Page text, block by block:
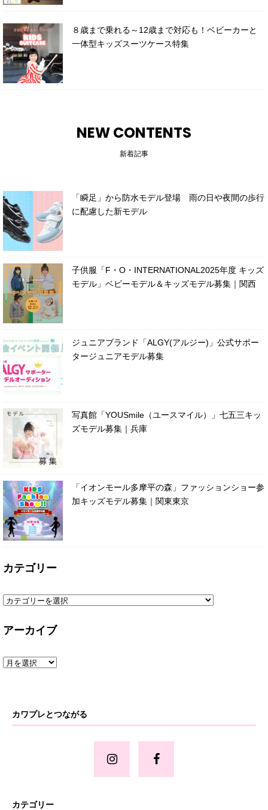
８歳まで乗れる～12歳まで対応も！ベビーカーと
一体型キッズスーツケース特集
NEW CONTENTS
新着記事
「瞬足」から防水モデル登場 雨の日や夜間の歩行
に配慮した新モデル
子供服「F・O・INTERNATIONAL2025年度 キッズ
モデル」ベビーモデル＆キッズモデル募集｜関西
ジュニアブランド「ALGY(アルジー)」公式サポー
タージュニアモデル募集
写真館「YOUSmile（ユースマイル）」七五三キッ
ズモデル募集｜兵庫
「イオンモール多摩平の森」ファッションショー参
加キッズモデル募集｜関東東京
カテゴリー
アーカイブ
カワプレとつながる
カテゴリー